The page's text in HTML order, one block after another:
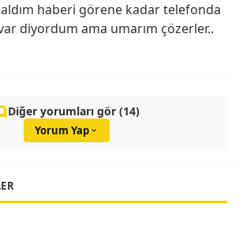
aldım haberi görene kadar telefonda
var diyordum ama umarım çözerler..
Diğer yorumları gör (14)
Yorum Yap